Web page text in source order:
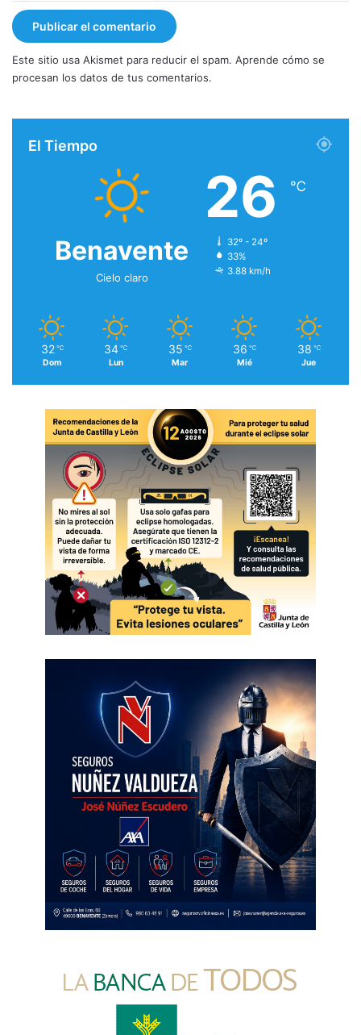
Este sitio usa Akismet para reducir el spam. Aprende cómo se
procesan los datos de tus comentarios.
El Tiempo
Benavente
Cielo claro
26 ℃
32º - 24º
33%
3.88 km/h
32 ℃
Dom
34 ℃
Lun
35 ℃
Mar
36 ℃
Mié
38 ℃
Jue